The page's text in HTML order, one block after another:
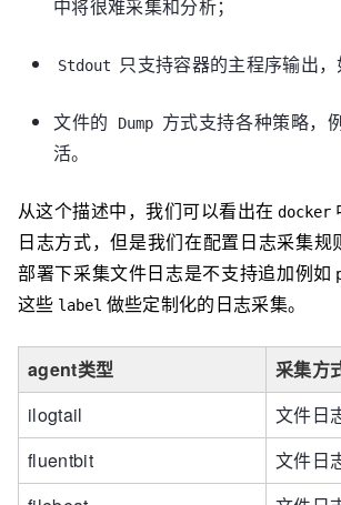
中将很难采集和分析；
Stdout 只支持容器的主程序输出
文件的 Dump 方式支持各种策略，
活。
从这个描述中，我们可以看出在 docker
日志方式，但是我们在配置日志采集
部署下采集文件日志是不支持追加例如
这些 label 做些定制化的日志采集。
agent类型
采集方
ilogtail
文件日
fluentbit
文件日